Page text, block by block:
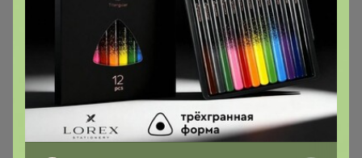
джемперов и мужских
аксессуаров. Для того, что
бы посмотреть полный
ассортимент, заходим на